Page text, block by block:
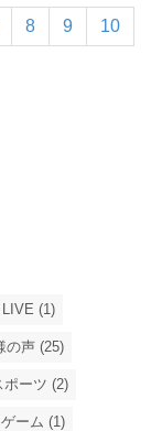
8 9 10
LIVE (1)
の声 (25)
ポーツ (2)
ーム (1)